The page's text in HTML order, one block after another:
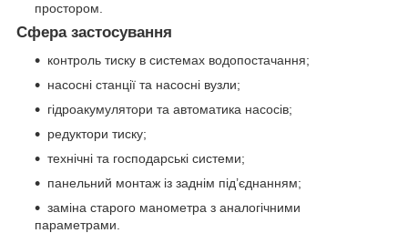
простором.
Сфера застосування
контроль тиску в системах водопостачання;
насосні станції та насосні вузли;
гідроакумулятори та автоматика насосів;
редуктори тиску;
технічні та господарські системи;
панельний монтаж із заднім під’єднанням;
заміна старого манометра з аналогічними
параметрами.